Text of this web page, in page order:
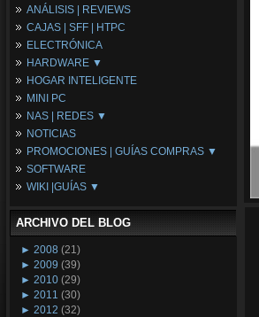
ANÁLISIS | REVIEWS
CAJAS | SFF | HTPC
ELECTRÓNICA
HARDWARE ▼
Fuentes de Alimentación
Memória RAM
Placas Base
Procesadores
Periféricos
Refrigeración
Tarjetas Gráficas
HOGAR INTELIGENTE
MINI PC
NAS | REDES ▼
NAS
Espacio Synology
Redes
NOTICIAS
PROMOCIONES | GUÍAS COMPRAS ▼
Configuraciones Ordenadores
Guías de Compras
SOFTWARE
WIKI |GUÍAS ▼
Wikipedia
ARCHIVO DEL BLOG
► 2008 (21)
► 2009 (39)
► 2010 (29)
► 2011 (30)
► 2012 (32)